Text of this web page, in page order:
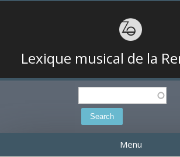
Lexique musical de la
Search
Menu